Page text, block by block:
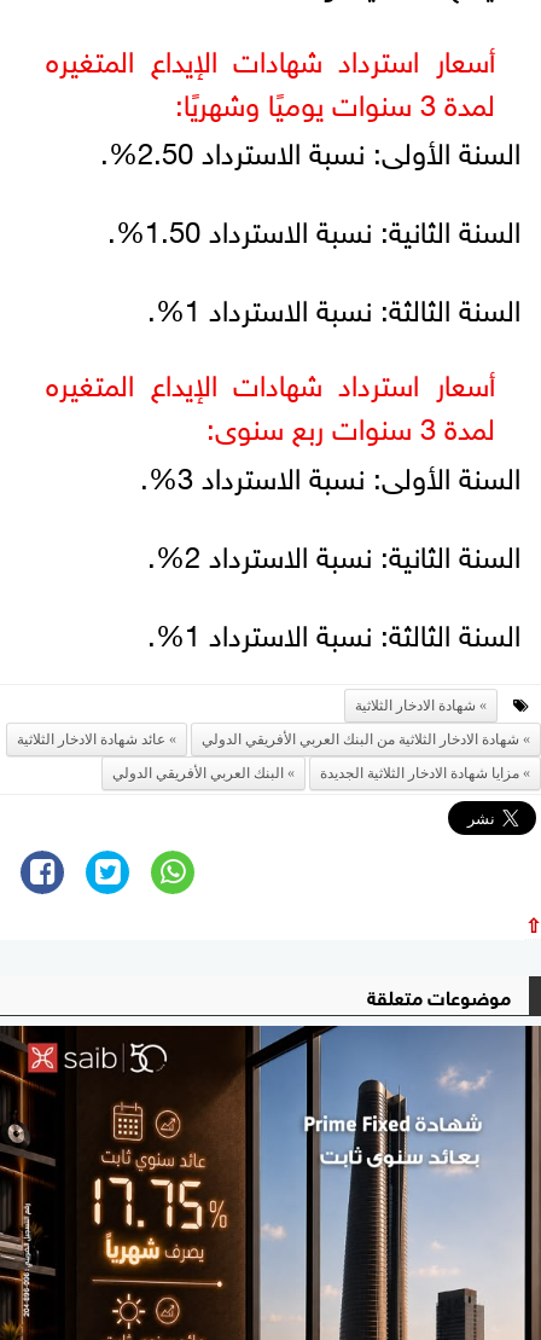
أسعار استرداد شهادات الإيداع المتغيره
لمدة 3 سنوات يوميًا وشهريًا:
السنة الأولى: نسبة الاسترداد 2.50%.
السنة الثانية: نسبة الاسترداد 1.50%.
السنة الثالثة: نسبة الاسترداد 1%.
أسعار استرداد شهادات الإيداع المتغيره
لمدة 3 سنوات ربع سنوى:
السنة الأولى: نسبة الاسترداد 3%.
السنة الثانية: نسبة الاسترداد 2%.
السنة الثالثة: نسبة الاسترداد 1%.
شهادة الادخار الثلاثية
شهادة الادخار الثلاثية من البنك العربي الأفريقي الدولي
عائد شهادة الادخار الثلاثية
مزايا شهادة الادخار الثلاثية الجديدة
البنك العربي الأفريقي الدولي
⇧
موضوعات متعلقة